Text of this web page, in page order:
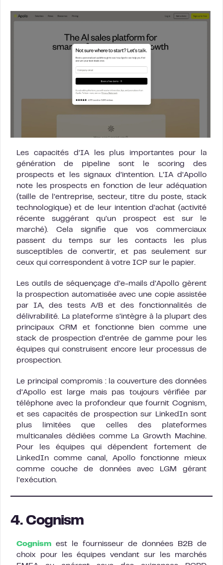
Les capacités d’IA les plus importantes pour la
génération de pipeline sont le scoring des
prospects et les signaux d’intention. L’IA d’Apollo
note les prospects en fonction de leur adéquation
(taille de l’entreprise, secteur, titre du poste, stack
technologique) et de leur intention d’achat (activité
récente suggérant qu’un prospect est sur le
marché). Cela signifie que vos commerciaux
passent du temps sur les contacts les plus
susceptibles de convertir, et pas seulement sur
ceux qui correspondent à votre ICP sur le papier.
Les outils de séquençage d’e-mails d’Apollo gèrent
la prospection automatisée avec une copie assistée
par IA, des tests A/B et des fonctionnalités de
délivrabilité. La plateforme s’intègre à la plupart des
principaux CRM et fonctionne bien comme une
stack de prospection d’entrée de gamme pour les
équipes qui construisent encore leur processus de
prospection.
Le principal compromis : la couverture des données
d’Apollo est large mais pas toujours vérifiée par
téléphone avec la profondeur que fournit Cognism,
et ses capacités de prospection sur LinkedIn sont
plus limitées que celles des plateformes
multicanales dédiées comme La Growth Machine.
Pour les équipes qui dépendent fortement de
LinkedIn comme canal, Apollo fonctionne mieux
comme couche de données avec LGM gérant
l’exécution.
4. Cognism
Cognism est le fournisseur de données B2B de
choix pour les équipes vendant sur les marchés